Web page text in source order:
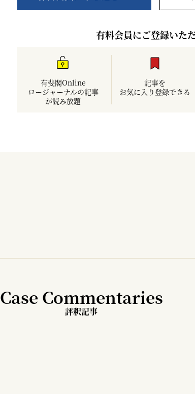
有料会員にご登録いた
有斐閣Online
ロージャーナルの記事
が読み放題
記事を
お気に入り登録できる
Case Commentaries
評釈記事